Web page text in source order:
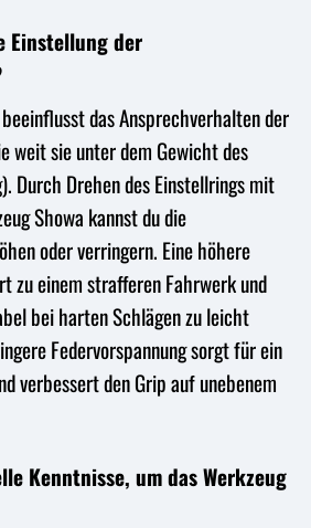
Einstellung der
das Ansprechverhalten der
weit sie unter dem Gewicht des
Durch Drehen des Einstellrings mit
Showa kannst du die
oder verringern. Eine höhere
zu einem strafferen Fahrwerk und
bei harten Schlägen zu leicht
Federvorspannung sorgt für ein
verbessert den Grip auf unebenem
Kenntnisse, um das Werkzeug